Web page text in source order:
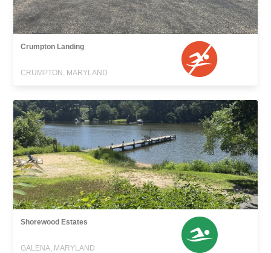
Crumpton Landing
CRUMPTON, MARYLAND
Shorewood Estates
GALENA, MARYLAND